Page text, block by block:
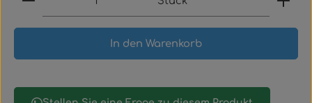
In den Warenkorb